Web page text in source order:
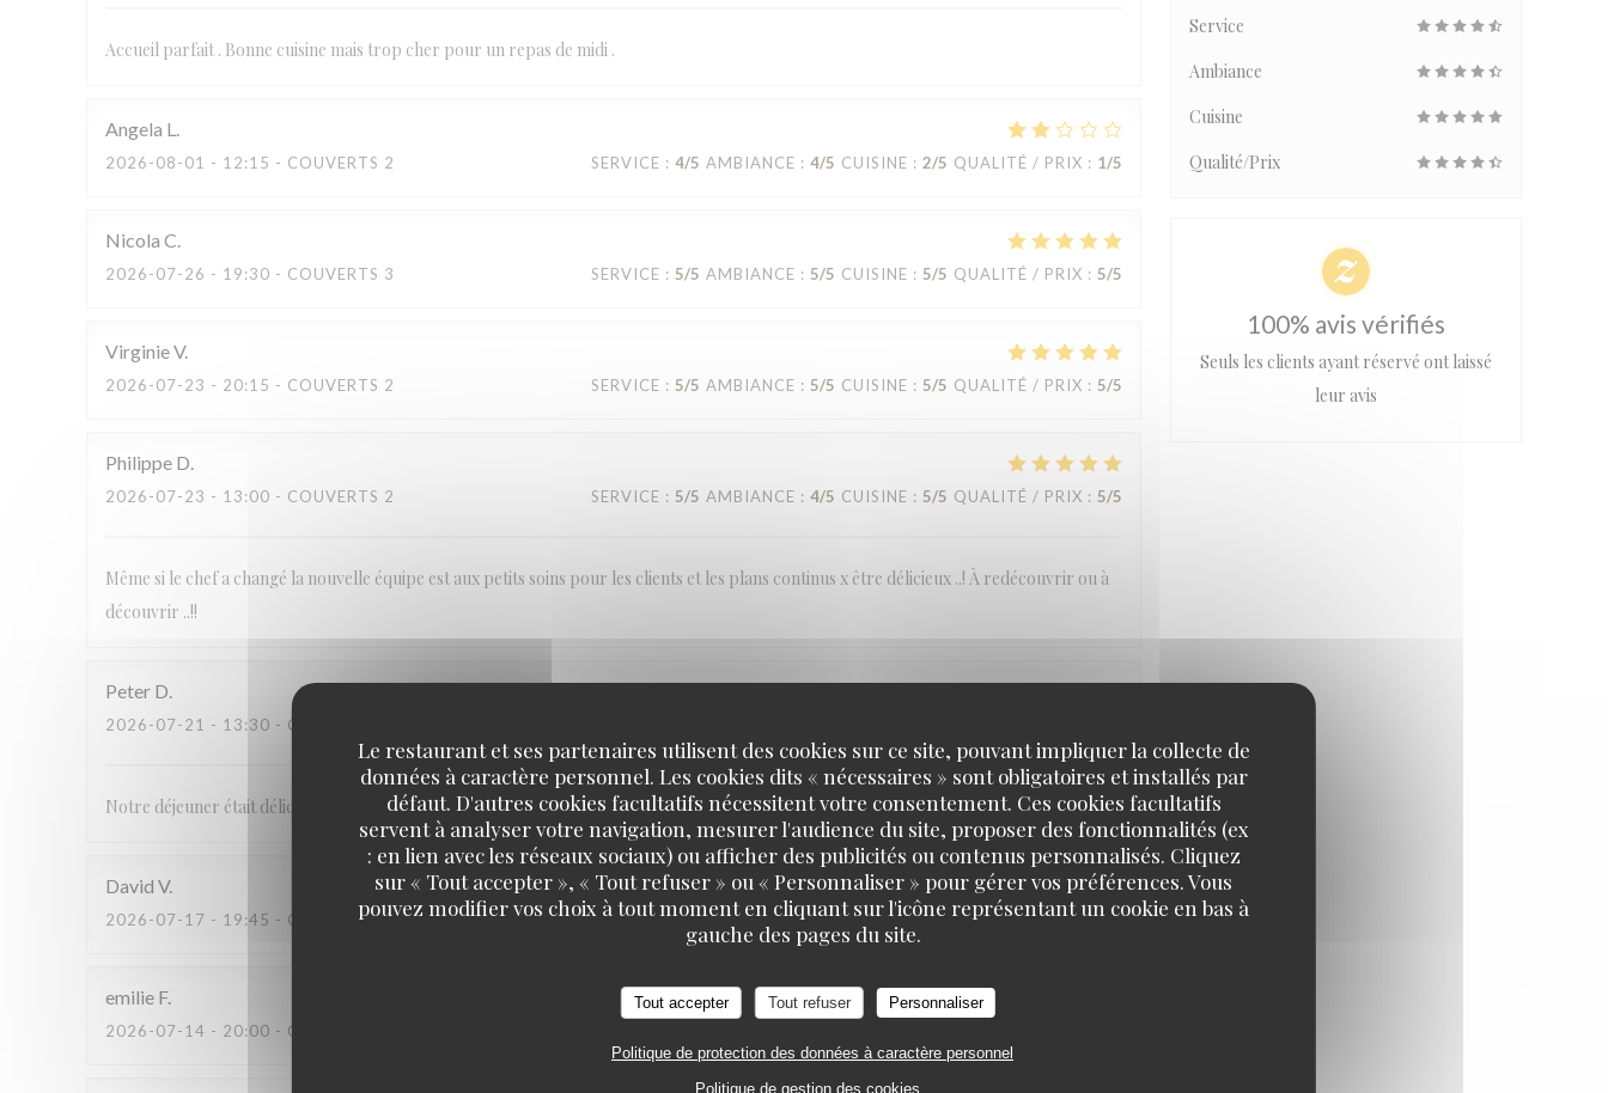
Le restaurant et ses partenaires utilisent des cookies sur ce site, pouvant impliquer la collecte de
données à caractère personnel. Les cookies dits « nécessaires » sont obligatoires et installés par
défaut. D'autres cookies facultatifs nécessitent votre consentement. Ces cookies facultatifs
servent à analyser votre navigation, mesurer l'audience du site, proposer des fonctionnalités (ex
: en lien avec les réseaux sociaux) ou afficher des publicités ou contenus personnalisés. Cliquez
sur « Tout accepter », « Tout refuser » ou « Personnaliser » pour gérer vos préférences. Vous
pouvez modifier vos choix à tout moment en cliquant sur l'icône représentant un cookie en bas à
gauche des pages du site.
Tout accepter Tout refuser Personnaliser
Politique de protection des données à caractère personnel
Politique de gestion des cookies
Accueil parfait . Bonne cuisine mais trop cher pour un repas de midi .
Angela L
2026-08-01 - 12:15 - COUVERTS 2 SERVICE : 4/5 AMBIANCE : 4/5 CUISINE : 2/5 QUALITÉ / PRIX : 1/5
Nicola C
2026-07-26 - 19:30 - COUVERTS 3 SERVICE : 5/5 AMBIANCE : 5/5 CUISINE : 5/5 QUALITÉ / PRIX : 5/5
VirginieV
2026-07-23 - 20:15 - COUVERTS 2 SERVICE : 5/5 AMBIANCE : 5/5 CUISINE : 5/5 QUALITÉ / PRIX : 5/5
Philippe D
2026-07-23 - 13:00 - COUVERTS 2 SERVICE : 5/5 AMBIANCE : 4/5 CUISINE : 5/5 QUALITÉ / PRIX : 5/5
Même si le chef a changé la nouvelle équipe est aux petits soins pour les clients et les plans continus x être délicieux ..! À redécouvrir ou à
découvrir ..!!
Peter D
2026-07-21 - 13:30 - COUVERTS 2
Notre déjeuner était délicieux. Ça nous étonne que il n’y a pas plus du monde!
David V
2026-07-17 - 19:45 - COUVERTS 4 SERVICE : 5/5 AMBIANCE: 5/5 CUISINE: 5/5 QUALITÉ / PRIX : 5 /5
emilie F
2026-07-14 - 20:00 - COUVERTS 4
Service
Ambiance
Cuisine
Qualité/Prix
100% avis vérifiés
Seuls les clients ayant réservé ont laissé
leur avis